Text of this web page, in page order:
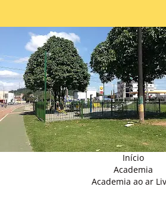
Início
Academia
Academia ao ar